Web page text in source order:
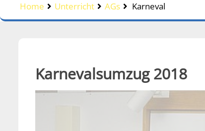
Home Unterricht AGs Karneval
Karnevalsumzug 2018